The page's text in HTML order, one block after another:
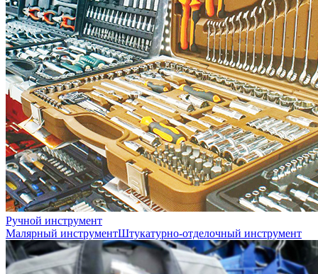
Ручной инструмент
Малярный инструментШтукатурно-отделочный инструмент